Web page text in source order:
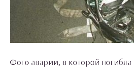
Фото аварии, в которой